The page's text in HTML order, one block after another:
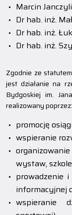
Marcin
Dr hab. inż.
Dr hab. inż.
Dr hab. inż.
Zgodnie ze
jest działanie na
Bydgoskiej im.
realizowany poprzez:
promocję
wspieranie
wystaw,
prowadzenie
informacyjnej
wspieranie